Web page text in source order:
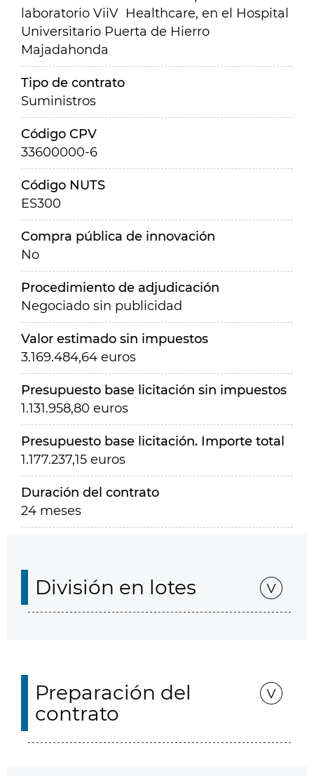
laboratorio ViiV Healthcare, en el Hospital
Universitario Puerta de Hierro
Majadahonda
Tipo de contrato
Suministros
Código CPV
33600000-6
Código NUTS
ES300
Compra pública de innovación
No
Procedimiento de adjudicación
Negociado sin publicidad
Valor estimado sin impuestos
3.169.484,64 euros
Presupuesto base licitación sin impuestos
1.131.958,80 euros
Presupuesto base licitación. Importe total
1.177.237,15 euros
Duración del contrato
24 meses
División en lotes
Preparación del
contrato